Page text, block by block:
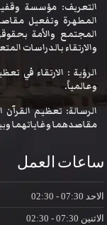
التعريف: مؤسسة
المطهرة وتفعيل
المجتمع والأمة
والارتقاء بالدراسات
الرؤية : الارتقاء في
وعالمياً.
الرسالة: تعظيم القرآن
مقاصدهما وغاياتهما
ساعات العمل
الاحد
الاثنين